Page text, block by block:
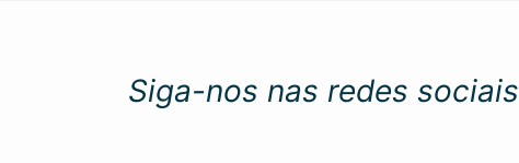
Siga-nos nas redes sociais